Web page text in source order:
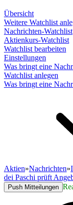
Übersicht
Weitere Watchlist
Nachrichten-Watchlist
Aktienkurs-Watchlist
Watchlist bearbeiten
Einstellungen
Was bringt eine
Watchlist anlegen
Was bringt eine
Aktien»Nachrichten»
dei Paschi prüft
Push Mitteilungen